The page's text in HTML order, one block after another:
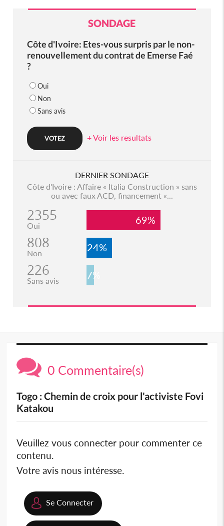
SONDAGE
Côte d'Ivoire: Etes-vous surpris par le non-
renouvellement du contrat de Emerse Faé
?
Oui
Non
Sans avis
+ Voir les resultats
DERNIER SONDAGE
Côte d'Ivoire : Affaire « Italia Construction » sans
ou avec faux ACD, financement «...
2355
Oui 69%
808
Non 24%
226
Sans avis 7%
0 Commentaire(s)
Togo : Chemin de croix pour l'activiste Fovi
Katakou
Veuillez vous connecter pour commenter ce
contenu.
Votre avis nous intéresse.
Se Connecter